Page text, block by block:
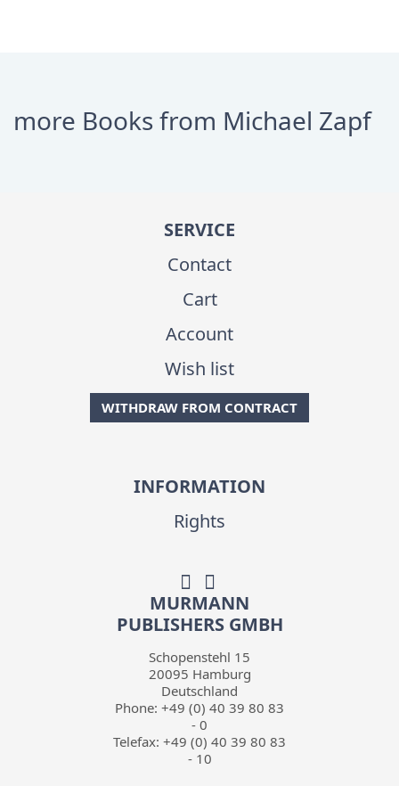
more Books from Michael Zapf
SERVICE
Contact
Cart
Account
Wish list
WITHDRAW FROM CONTRACT
INFORMATION
Rights
MURMANN
PUBLISHERS GMBH
Schopenstehl 15
20095 Hamburg
Deutschland
Phone: +49 (0) 40 39 80 83
- 0
Telefax: +49 (0) 40 39 80 83
- 10